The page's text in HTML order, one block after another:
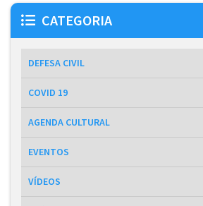
CATEGORIA
DEFESA CIVIL
COVID 19
AGENDA CULTURAL
EVENTOS
VÍDEOS